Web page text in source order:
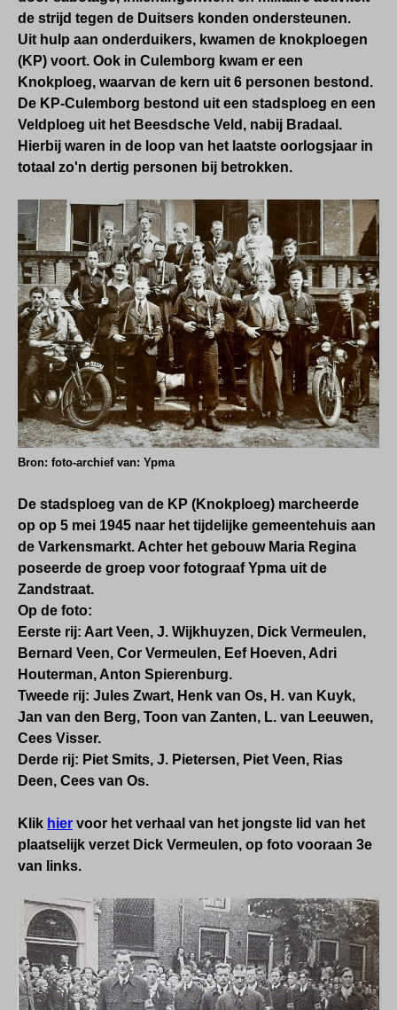
de strijd tegen de Duitsers konden ondersteunen.
Uit hulp aan onderduikers, kwamen de knokploegen
(KP) voort. Ook in Culemborg kwam er een
Knokploeg, waarvan de kern uit 6 personen bestond.
De KP-Culemborg bestond uit een stadsploeg en een
Veldploeg uit het Beesdsche Veld, nabij Bradaal.
Hierbij waren in de loop van het laatste oorlogsjaar in
totaal zo'n dertig personen bij betrokken.
Bron: foto-archief van: Ypma
De stadsploeg van de KP (Knokploeg) marcheerde
op op 5 mei 1945 naar het tijdelijke gemeentehuis aan
de Varkensmarkt. Achter het gebouw Maria Regina
poseerde de groep voor fotograaf Ypma uit de
Zandstraat.
Op de foto:
Eerste rij: Aart Veen, J. Wijkhuyzen, Dick Vermeulen,
Bernard Veen, Cor Vermeulen, Eef Hoeven, Adri
Houterman, Anton Spierenburg.
Tweede rij: Jules Zwart, Henk van Os, H. van Kuyk,
Jan van den Berg, Toon van Zanten, L. van Leeuwen,
Cees Visser.
Derde rij: Piet Smits, J. Pietersen, Piet Veen, Rias
Deen, Cees van Os.
Klik hier voor het verhaal van het jongste lid van het
plaatselijk verzet Dick Vermeulen, op foto vooraan 3e
van links.